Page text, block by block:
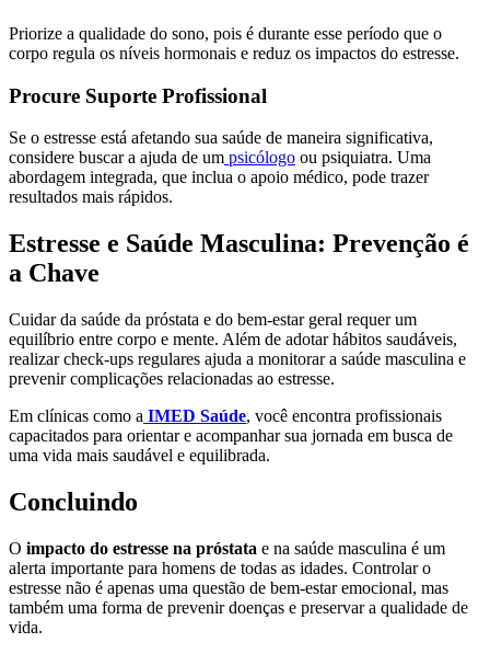
Priorize a qualidade do sono, pois é durante esse período que o
corpo regula os níveis hormonais e reduz os impactos do estresse.
Procure Suporte Profissional
Se o estresse está afetando sua saúde de maneira significativa,
considere buscar a ajuda de um psicólogo ou psiquiatra. Uma
abordagem integrada, que inclua o apoio médico, pode trazer
resultados mais rápidos.
Estresse e Saúde Masculina: Prevenção é
a Chave
Cuidar da saúde da próstata e do bem-estar geral requer um
equilíbrio entre corpo e mente. Além de adotar hábitos saudáveis,
realizar check-ups regulares ajuda a monitorar a saúde masculina e
prevenir complicações relacionadas ao estresse.
Em clínicas como a IMED Saúde, você encontra profissionais
capacitados para orientar e acompanhar sua jornada em busca de
uma vida mais saudável e equilibrada.
Concluindo
O impacto do estresse na próstata e na saúde masculina é um
alerta importante para homens de todas as idades. Controlar o
estresse não é apenas uma questão de bem-estar emocional, mas
também uma forma de prevenir doenças e preservar a qualidade de
vida.